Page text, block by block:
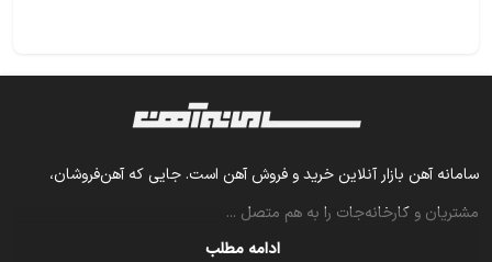
سامانه آهن بازار آنلاین خرید و فروش آهن است. جایی که آهن‌فروشان،
مشتریان و کارخانه‌جات را به هم متصل ...
ادامه مطلب